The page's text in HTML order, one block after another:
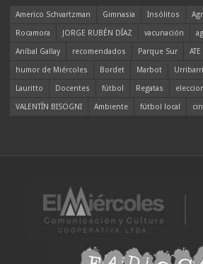
Americo Schvartzman Gimnasia Insólitos
Rocamora
JORGE RUBÉN DÍAZ vacunación
Aníbal Gallay
recomendados Parque Sur ATE
humor de Miércoles
Bordet Marbot Urribarri
Lauritto
Docentes fútbol Regatas
VALENTÍN BISOGNI
Ambiente fútbol local